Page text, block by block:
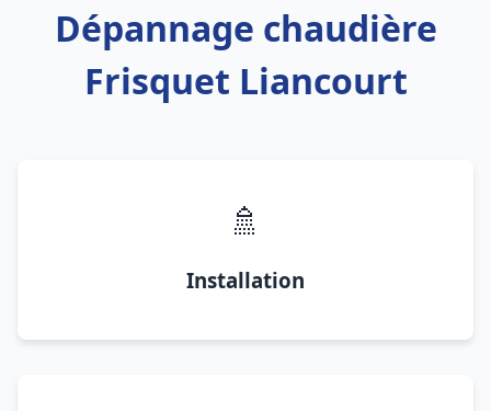
Dépannage chaudière
Frisquet Liancourt
🚿
Installation